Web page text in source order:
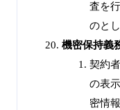
査を
のと
機密保持義
契約
の表
密情